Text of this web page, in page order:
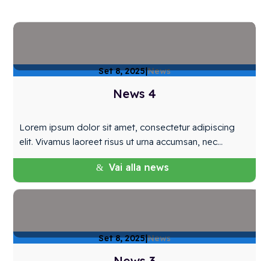
Set 8, 2025|News
News 4
Lorem ipsum dolor sit amet, consectetur adipiscing
elit. Vivamus laoreet risus ut urna accumsan, nec...
Vai alla news
Set 8, 2025|News